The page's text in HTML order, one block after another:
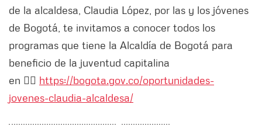
de la alcaldesa, Claudia López, por las y los jóvenes
de Bogotá, te invitamos a conocer todos los
programas que tiene la Alcaldía de Bogotá para
beneficio de la juventud capitalina
en 👉🏻 https://bogota.gov.co/oportunidades-
jovenes-claudia-alcaldesa/